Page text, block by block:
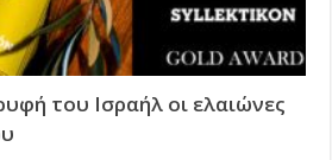
του Ισραήλ οι ελαιώνες